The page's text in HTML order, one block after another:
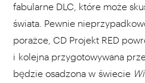
fabularne DLC, które może
świata. Pewnie
porażce, CD Projekt RED
i kolejna przygotowywana
będzie osadzona w świecie